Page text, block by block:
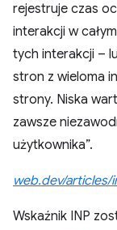
rejestruje czas
interakcji w
tych interakcji –
stron z wieloma
strony. Niska
zawsze
użytkownika”.
web.dev/articles/
Wskaźnik INP